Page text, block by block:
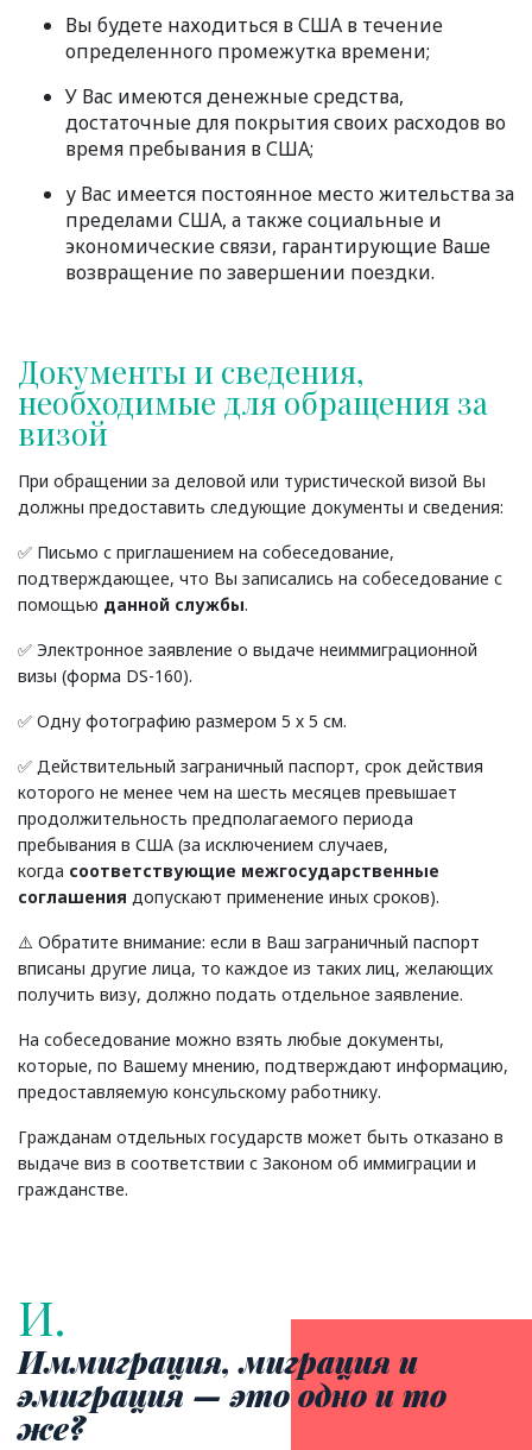
Вы будете находиться в США в течение
определенного промежутка времени;
У Вас имеются денежные средства,
достаточные для покрытия своих расходов во
время пребывания в США;
у Вас имеется постоянное место жительства за
пределами США, а также социальные и
экономические связи, гарантирующие Ваше
возвращение по завершении поездки.
Документы и сведения,
необходимые для обращения за
визой
При обращении за деловой или туристической визой Вы
должны предоставить следующие документы и сведения:
✅ Письмо с приглашением на собеседование,
подтверждающее, что Вы записались на собеседование с
помощью данной службы.
✅ Электронное заявление о выдаче неиммиграционной
визы (форма DS-160).
✅ Одну фотографию размером 5 х 5 см.
✅ Действительный заграничный паспорт, срок действия
которого не менее чем на шесть месяцев превышает
продолжительность предполагаемого периода
пребывания в США (за исключением случаев,
когда соответствующие межгосударственные
соглашения допускают применение иных сроков).
⚠️ Обратите внимание: если в Ваш заграничный паспорт
вписаны другие лица, то каждое из таких лиц, желающих
получить визу, должно подать отдельное заявление.
На собеседование можно взять любые документы,
которые, по Вашему мнению, подтверждают информацию,
предоставляемую консульскому работнику.
Гражданам отдельных государств может быть отказано в
выдаче виз в соответствии с Законом об иммиграции и
гражданстве.
И.
Иммиграция, миграция и
эмиграция — это одно и то
же?